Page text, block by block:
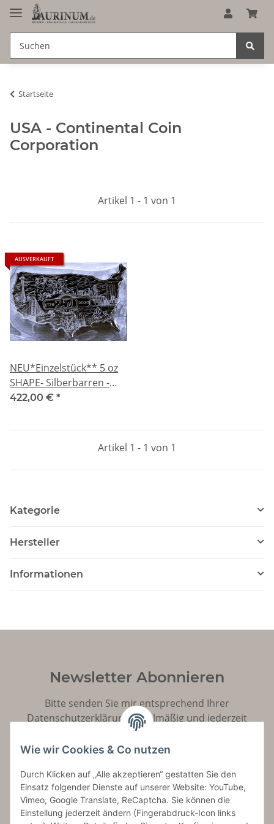
Startseite
USA - Continental Coin
Corporation
Artikel 1 - 1 von 1
AUSVERKAUFT
NEU*Einzelstück** 5 oz
SHAPE- Silberbarren -
250 Jahre Amerika
Amerikas - Mount
Rushmore Golden Gate
422,00 € *
Artikel 1 - 1 von 1
Kategorie
Hersteller
Informationen
Newsletter Abonnieren
Bitte senden Sie mir entsprechend Ihrer
Datenschutzerklärungregelmäßig und jederzeit
widerruflich Informationen zu Ihrem Produktsortiment
per E-Mail zu.
Abonnieren
Wie wir Cookies & Co nutzen
Durch Klicken auf „Alle akzeptieren“ gestatten Sie den
Einsatz folgender Dienste auf unserer Website: YouTube,
Vimeo, Google Translate, ReCaptcha. Sie können die
Einstellung jederzeit ändern (Fingerabdruck-Icon links